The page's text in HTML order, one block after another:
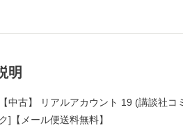
明
中古】 リアルアカウント 19 (講談社コ
]【メール便送料無料】